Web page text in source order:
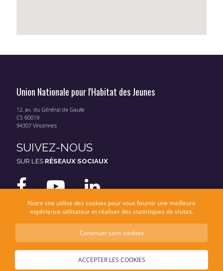
Union Nationale pour l'Habitat des Jeunes
12, av. du Général de Gaulle
CS 60019
94307 Vincennes
SUIVEZ-NOUS
SUR LES RÉSEAUX SOCIAUX
Mentions légales
© UNHAJ 2026 - Une réalisationMoonseven
Notre site utilise des cookies pour vous fournir une meilleure
expérience utilisateur et réaliser des statistiques de visites.
Continuer sans cookies
ACCEPTER LES COOKIES